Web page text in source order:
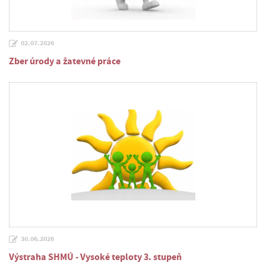
02.07.2026
Zber úrody a žatevné práce
30.06.2026
Výstraha SHMÚ - Vysoké teploty 3. stupeň